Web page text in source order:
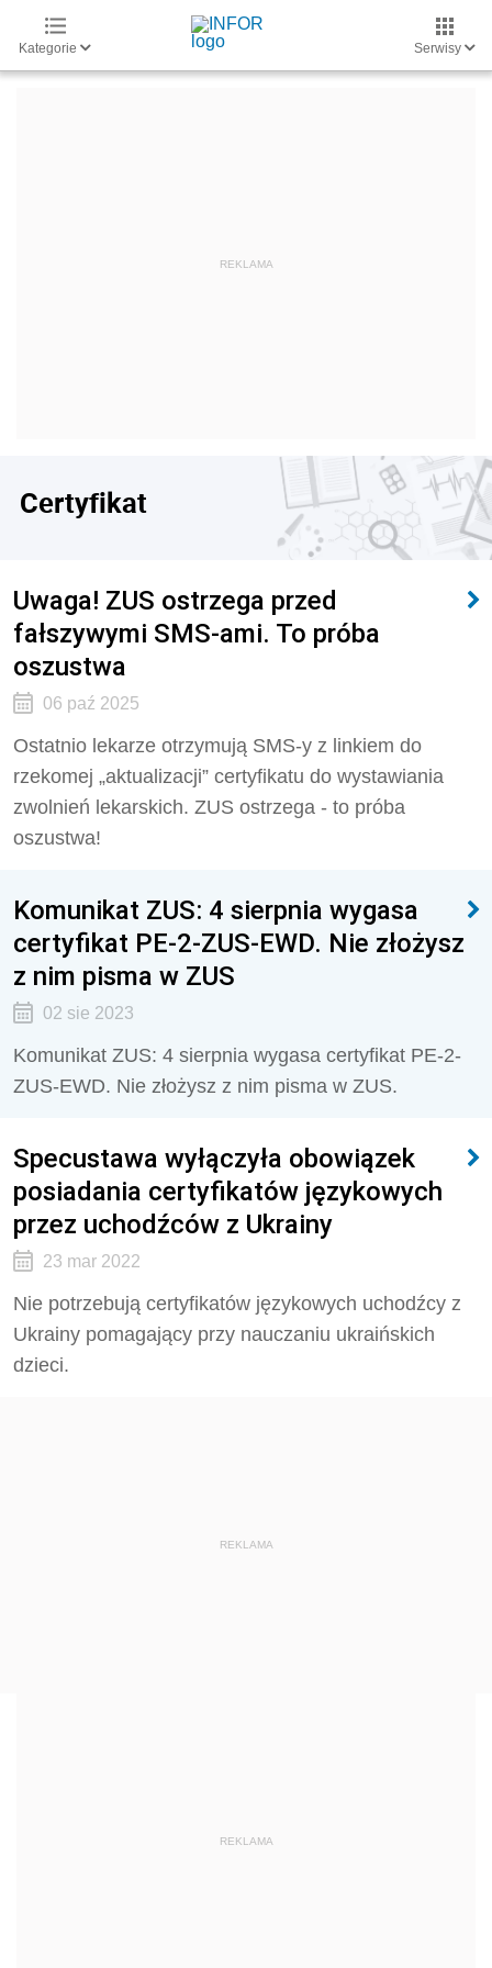
Kategorie Serwisy
Certyfikat
Uwaga! ZUS ostrzega przed
fałszywymi SMS-ami. To próba
oszustwa
06 paź 2025
Ostatnio lekarze otrzymują SMS-y z linkiem do
rzekomej „aktualizacji” certyfikatu do wystawiania
zwolnień lekarskich. ZUS ostrzega - to próba
oszustwa!
Komunikat ZUS: 4 sierpnia wygasa
certyfikat PE-2-ZUS-EWD. Nie złożysz
z nim pisma w ZUS
02 sie 2023
Komunikat ZUS: 4 sierpnia wygasa certyfikat PE-2-
ZUS-EWD. Nie złożysz z nim pisma w ZUS.
Specustawa wyłączyła obowiązek
posiadania certyfikatów językowych
przez uchodźców z Ukrainy
23 mar 2022
Nie potrzebują certyfikatów językowych uchodźcy z
Ukrainy pomagający przy nauczaniu ukraińskich
dzieci.
REKLAMA
REKLAMA